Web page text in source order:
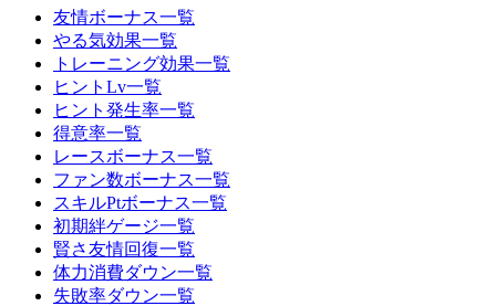
友情ボーナス一覧
やる気効果一覧
トレーニング効果一覧
ヒントLv一覧
ヒント発生率一覧
得意率一覧
レースボーナス一覧
ファン数ボーナス一覧
スキルPtボーナス一覧
初期絆ゲージ一覧
賢さ友情回復一覧
体力消費ダウン一覧
失敗率ダウン一覧